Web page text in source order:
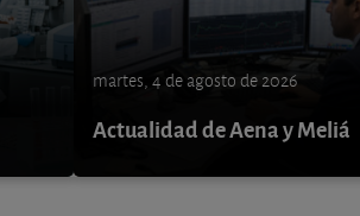
martes, 4 de agosto de 2026
Actualidad de Aena y Meliá